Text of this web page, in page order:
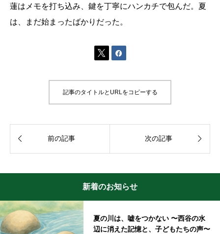
蓮はメモを打ち込み、鍵を丁寧にハンカチで包んだ。夏
は、まだ始まったばかりだった。
 
記事のタイトルとURLをコピーする
 前の記事 次の記事 
新着のお知らせ
夏の川は、嘘をつかない 〜西谷の水
辺に消えた記憶と、子どもたちの声〜